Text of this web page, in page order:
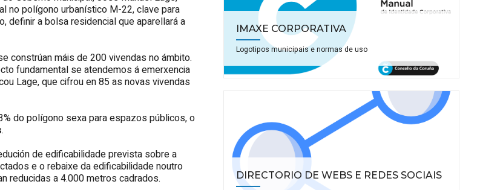
no polígono urbanístico M-22, clave para
definir a bolsa residencial que aparellará a
constrúan máis de 200 vivendas no ámbito.
fundamental se atendemos á emerxencia
Lage, que cifrou en 85 as novas vivendas
do polígono sexa para espazos públicos, o
.
de edificabilidade prevista sobre a
e o rebaixe da edificabilidade noutro
reducidas a 4.000 metros cadrados.
IMAXE CORPORATIVA
Logotipos municipais e normas de uso
DIRECTORIO DE WEBS E REDES SOCIAIS